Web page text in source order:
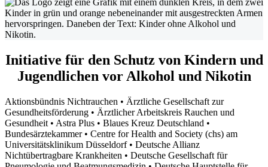
Initiative für den Schutz von Kindern und
Jugendlichen vor Alkohol und Nikotin
Aktionsbündnis Nichtrauchen • Ärztliche Gesellschaft zur
Gesundheitsförderung • Ärztlicher Arbeitskreis Rauchen und
Gesundheit • Astra Plus • Blaues Kreuz Deutschland •
Bundesärztekammer • Centre for Health and Society (chs) am
Universitätsklinikum Düsseldorf • Deutsche Allianz
Nichtübertragbare Krankheiten • Deutsche Gesellschaft für